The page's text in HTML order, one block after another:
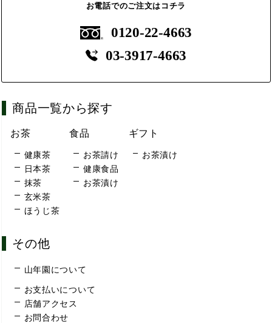
お電話でのご注文はコチラ
0120-22-4663
03-3917-4663
商品一覧から探す
お茶
健康茶
日本茶
抹茶
玄米茶
ほうじ茶
食品
お茶請け
健康食品
お茶漬け
ギフト
お茶漬け
その他
山年園について
お支払いについて
店舗アクセス
お問合わせ